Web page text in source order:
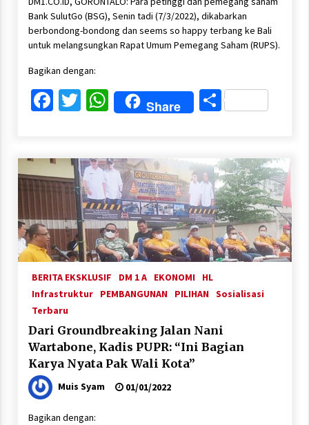
Bank SulutGo (BSG), Senin tadi (7/3/2022), dikabarkan
berbondong-bondong dan seems so happy terbang ke Bali
untuk melangsungkan Rapat Umum Pemegang Saham (RUPS).
Bagikan dengan:
Facebook
Twitter
WhatsApp
Share Share
BERITA EKSKLUSIF DM 1 A EKONOMI
HL
Infrastruktur
PEMBANGUNAN PILIHAN Sosialisasi
Terbaru
Dari Groundbreaking Jalan Nani
Wartabone, Kadis PUPR: “Ini Bagian
Karya Nyata Pak Wali Kota”
Muis Syam 01/01/2022
Bagikan dengan: